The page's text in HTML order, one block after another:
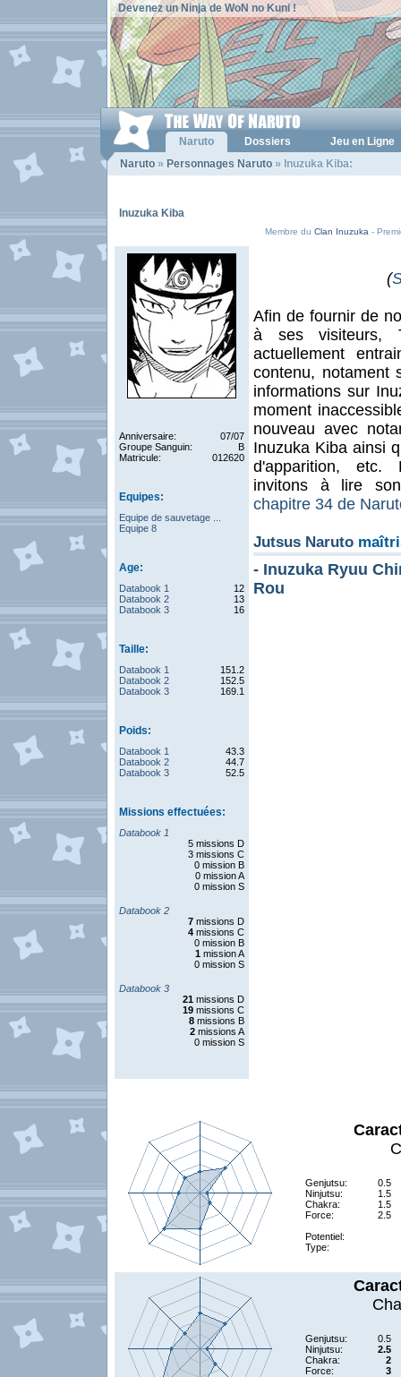
Devenez un Ninja de WoN no Kuni !
Naruto Dossiers
Jeu en Ligne
Naruto » Personnages Naruto » Inuzuka Kiba:
Inuzuka Kiba
Membre du Clan Inuzuka -
Anniversaire:
07/07
Groupe Sanguin:
B
Matricule:
012620
Equipes:
Equipe de sauvetage ...
Equipe 8
Age:
Databook 1
12
Databook 2
13
Databook 3
16
Taille:
Databook 1
151.2
Databook 2
152.5
Databook 3
169.1
Poids:
Databook 1
43.3
Databook 2
44.7
Databook 3
52.5
Missions effectuées:
Databook 1
5 missions D
3 missions C
0 mission B
0 mission A
0 mission S
Databook 2
7 missions D
4 missions C
0 mission B
1 mission A
0 mission S
Databook 3
21 missions D
19 missions C
8 missions B
2 missions A
0 mission S
(
Afin de fournir de
à ses visiteurs,
actuellement
contenu, notament
informations sur
moment
nouveau avec
Inuzuka Kiba ainsi
d'apparition, etc.
invitons à lire
chapitre 34 de
Jutsus Naruto
- Inuzuka Ryuu
Rou
Genjutsu:
0.5
Ninjutsu:
1.5
Chakra:
1.5
Force:
2.5
Potentiel:
Type:
Genjutsu:
0.5
Ninjutsu:
2.5
Chakra:
2
Force:
3